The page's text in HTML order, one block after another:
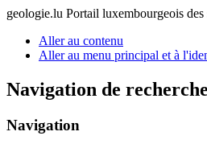
geologie.lu Portail luxembourgeois des
Aller au contenu
Aller au menu principal et à
Navigation de recherche
Navigation